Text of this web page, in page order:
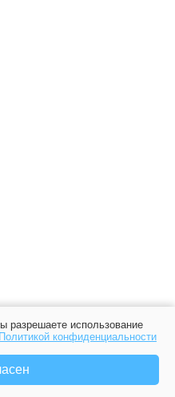
разрешаете использование
Политикой конфиденциальности